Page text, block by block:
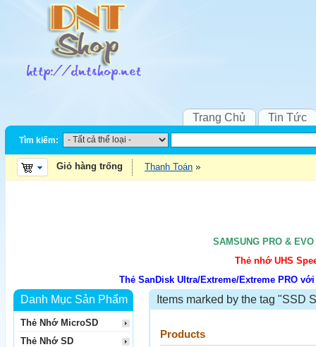
Trang Chủ Tin Tức
Tìm kiếm:
Giỏ hàng trống Thanh Toán
SAMSUNG PRO &
Thẻ nhớ UHS
Thẻ SanDisk Ultra/Extreme/Extreme PRO
Items marked by the tag "SSD
Products
Danh Mục Sản Phẩm
Thẻ Nhớ MicroSD
Thẻ Nhớ SD